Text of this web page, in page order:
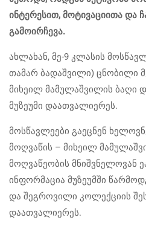
ინტერესით, მოტივაციითა და
გამოირჩევა.
ახლახან, მე-9 კლასის
თამარ ბადაშვილი) ცნობილი
მიხეილ მამულაშვილის ბაღი
მუზეუმი დაათვალიერეს.
მოსწავლეები გაეცნენ
მოღვაწის – მიხეილ
მოღვაწეობის მნიშვნელოვან
ინფორმაცია მუზეუმში
და შეგროვილი კოლექციის
დაათვალიერეს.